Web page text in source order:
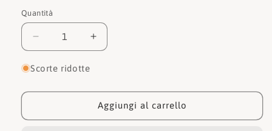
non
Quantità
Quantità
Diminuisci
quantità
per
Ciabatta
FLJFZZFAB19
Aumenta
quantità
Ciabatta
Fadelizz
FLJFZZFAB19
Scorte ridotte
Aggiungi al carrello